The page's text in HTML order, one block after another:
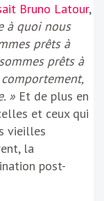
Bruno Latour,
à quoi nous
prêts à
prêts à
» Et de plus en
et ceux qui
vieilles
la
post-